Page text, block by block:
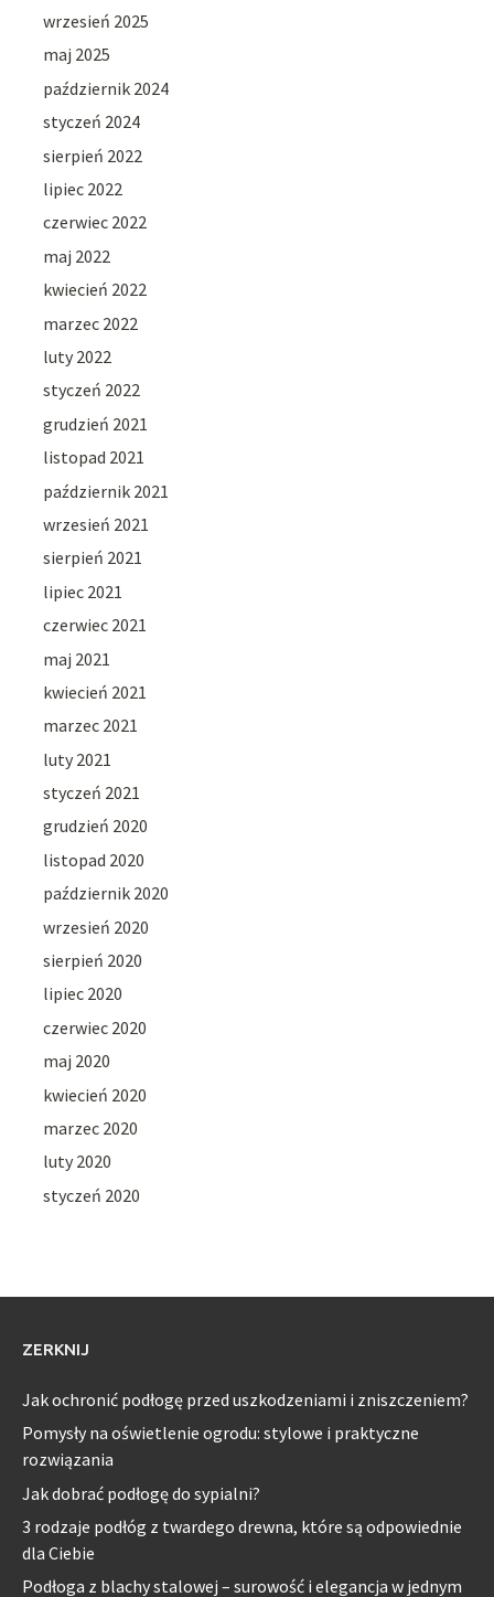
wrzesień 2025
maj 2025
październik 2024
styczeń 2024
sierpień 2022
lipiec 2022
czerwiec 2022
maj 2022
kwiecień 2022
marzec 2022
luty 2022
styczeń 2022
grudzień 2021
listopad 2021
październik 2021
wrzesień 2021
sierpień 2021
lipiec 2021
czerwiec 2021
maj 2021
kwiecień 2021
marzec 2021
luty 2021
styczeń 2021
grudzień 2020
listopad 2020
październik 2020
wrzesień 2020
sierpień 2020
lipiec 2020
czerwiec 2020
maj 2020
kwiecień 2020
marzec 2020
luty 2020
styczeń 2020
ZERKNIJ
Jak ochronić podłogę przed uszkodzeniami i zniszczeniem?
Pomysły na oświetlenie ogrodu: stylowe i praktyczne
rozwiązania
Jak dobrać podłogę do sypialni?
3 rodzaje podłóg z twardego drewna, które są odpowiednie
dla Ciebie
Podłoga z blachy stalowej – surowość i elegancja w jednym